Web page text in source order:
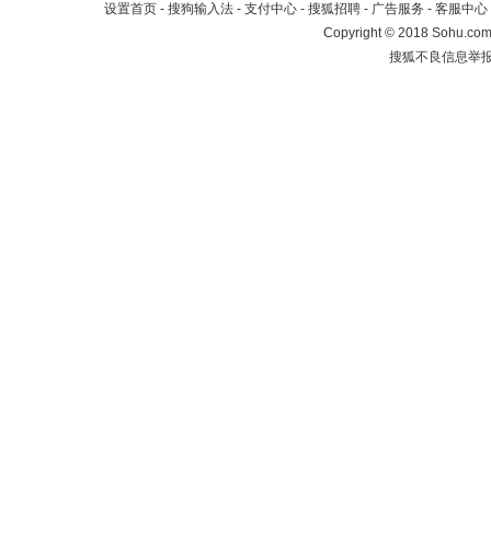
设置首页 - 搜狗输入法 - 支付中心 - 搜狐招聘 - 广告服务 - 客服中心
Copyright©2018
搜狐不良信息举